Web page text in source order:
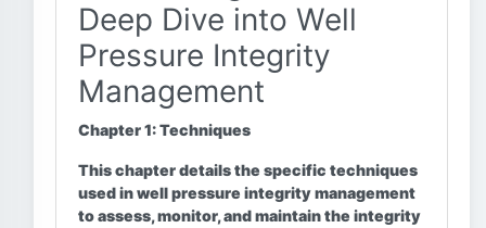
Deep Dive into Well
Pressure Integrity
Management
Chapter 1: Techniques
This chapter details the specific techniques
used in well pressure integrity management
to assess, monitor, and maintain the integrity